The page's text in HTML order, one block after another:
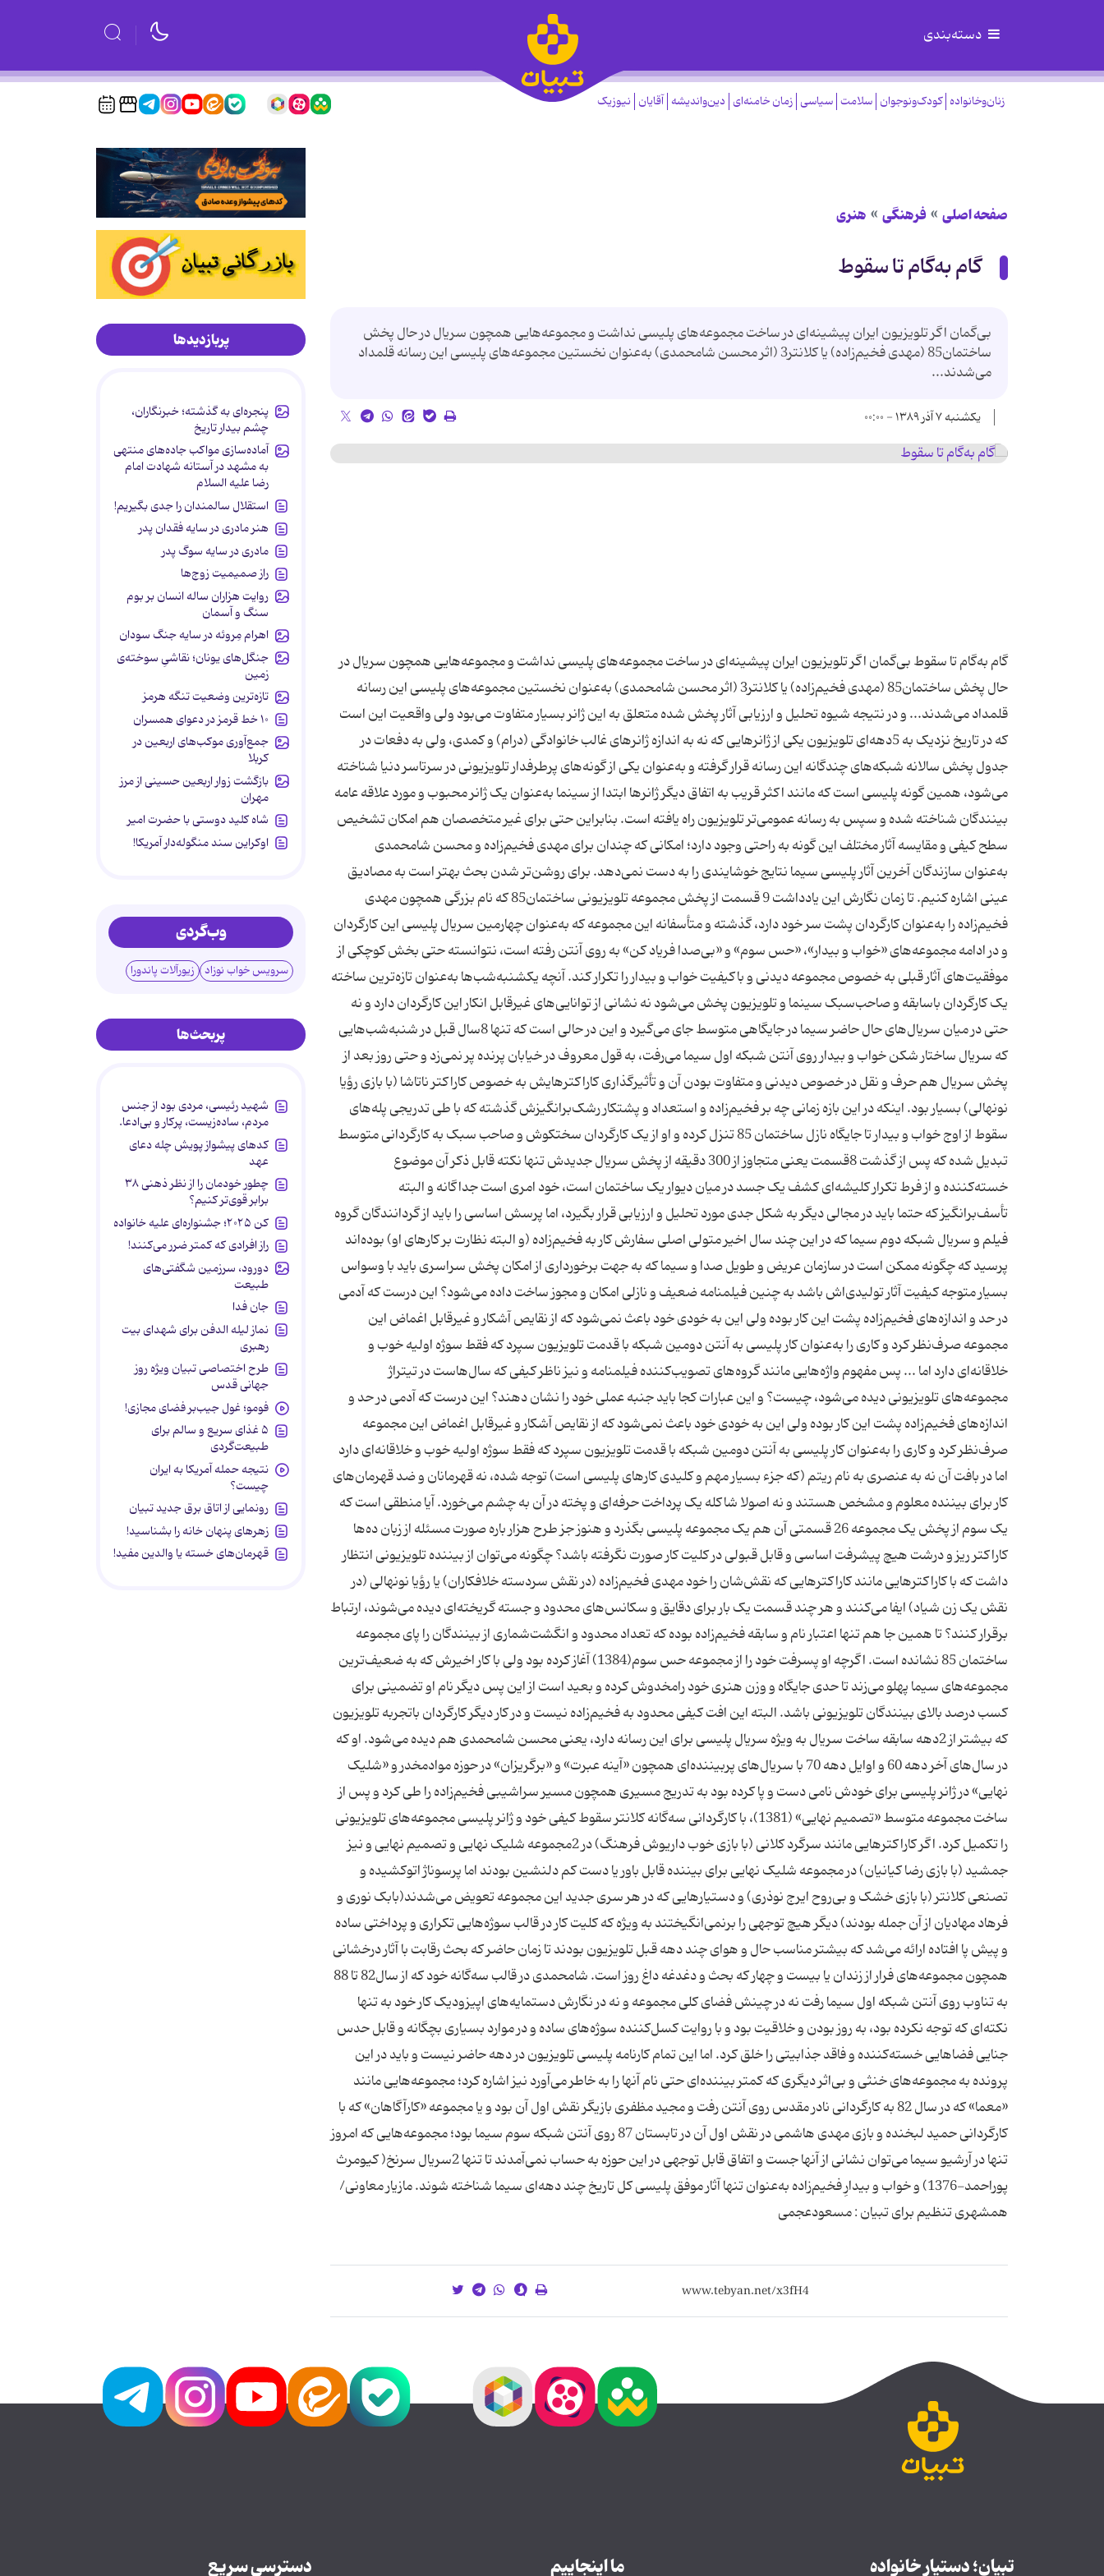
دسته‌بندی
زنان‌وخانواده کودک‌ونوجوان سلامت سیاسی زمان خامنه‌ای دین‌واندیشه آقایان نیوزیک
صفحه اصلی فرهنگی هنری
گام به‌گام تا سقوط
بی‌گمان اگر تلویزیون ایران پیشینه‌ای در ساخت مجموعه‌های پلیسی نداشت و مجموعه‌هایی همچون سریال در حال پخش
ساختمان85 (مهدی فخیم‌زاده) یا کلانتر3 (اثر محسن شامحمدی) به‌عنوان نخستین مجموعه‌های پلیسی این رسانه قلمداد
می‌شدند...
یکشنبه ۷ آذر ۱۳۸۹ - ۰۰:۰۰
گام به‌گام تا سقوط بی‌گمان اگر تلویزیون ایران پیشینه‌ای در ساخت مجموعه‌های پلیسی نداشت و مجموعه‌هایی همچون سریال در
حال پخش ساختمان85 (مهدی فخیم‌زاده) یا کلانتر3 (اثر محسن شامحمدی) به‌عنوان نخستین مجموعه‌های پلیسی این رسانه
قلمداد می‌شدند... و در نتیجه شیوه تحلیل و ارزیابی آثار پخش شده متعلق به این ژانر بسیار متفاوت می‌بود ولی واقعیت این است
که در تاریخ نزدیک به 5دهه‌ای تلویزیون یکی از ژانر‌هایی که نه به اندازه ژانرهای غالب خانوادگی (درام) و کمدی، ولی به دفعات در
جدول پخش سالانه شبکه‌های چندگانه این رسانه قرار گرفته و به‌عنوان یکی از گونه‌های پرطرفدار تلویزیونی در سرتاسر دنیا شناخته
می‌شود، همین گونه پلیسی است که مانند اکثر قریب به اتفاق دیگر ژانرها ابتدا از سینما به‌عنوان یک ژانر محبوب و مورد علاقه عامه
بینندگان شناخته شده و سپس به رسانه عمومی‌تر تلویزیون راه یافته است. بنابراین حتی برای غیر متخصصان هم امکان تشخیص
سطح کیفی و مقایسه آثار مختلف این گونه به راحتی وجود دارد؛ امکانی که چندان برای مهدی فخیم‌زاده و محسن شامحمدی
به‌عنوان سازندگان آخرین آثار پلیسی سیما نتایج خوشایندی را به دست نمی‌دهد. برای روشن‌تر شدن بحث بهتر است به مصادیق
عینی اشاره کنیم. تا زمان نگارش این یادداشت 9 قسمت از پخش مجموعه تلویزیونی ساختمان85 که نام بزرگی همچون مهدی
فخیم‌زاده را به‌عنوان کارگردان پشت سر خود دارد، گذشته و متأسفانه این مجموعه که به‌عنوان چهارمین سریال پلیسی این کارگردان
و در ادامه مجموعه‌های «خواب و بیدار»، «حس سوم» و «بی‌صدا فریاد کن» به روی آنتن رفته است، نتوانسته حتی بخش کوچکی از
موفقیت‌های آثار قبلی به خصوص مجموعه دیدنی و باکیفیت خواب و بیدار را تکرار کند. آنچه یکشنبه‌شب‌ها به‌عنوان تازه‌ترین ساخته
یک کارگردان باسابقه و صاحب‌سبک سینما و تلویزیون پخش می‌شود نه نشانی از توانایی‌های غیرقابل انکار این کارگردان دارد و نه
حتی در میان سریال‌های حال حاضر سیما در جایگاهی متوسط جای می‌گیرد و این در حالی است که تنها 8سال قبل در شنبه‌شب‌هایی
که سریال ساختار شکن خواب و بیدار روی آنتن شبکه اول سیما می‌رفت، به قول معروف در خیابان پرنده پر نمی‌زد و حتی روز بعد از
پخش سریال هم حرف و نقل در خصوص دیدنی و متفاوت بودن آن و تأثیرگذاری کاراکترهایش به خصوص کاراکتر ناتاشا (با بازی‌ رؤیا
نونهالی) بسیار بود. اینکه در این بازه زمانی چه بر فخیم‌زاده و استعداد و پشتکار رشک‌برانگیزش گذشته که با طی تدریجی پله‌های
سقوط از اوج خواب و بیدار تا جایگاه نازل ساختمان 85 تنزل کرده و او از یک کارگردان سختکوش و صاحب سبک به کارگردانی متوسط
تبدیل شده که پس از گذشت 8قسمت یعنی متجاوز از 300 دقیقه از پخش سریال جدیدش تنها نکته قابل ذکر آن موضوع
خسته‌کننده و از فرط تکرار کلیشه‌ای کشف یک جسد در میان دیوار یک ساختمان است، خود امری است جداگانه و البته
تأسف‌برانگیز که حتما باید در مجالی دیگر به شکل جدی مورد تحلیل و ارزیابی قرار بگیرد، اما پرسش اساسی را باید از گردانندگان گروه
فیلم و سریال شبکه دوم سیما که در این چند سال اخیر متولی اصلی سفارش کار به فخیم‌زاده (و البته نظارت بر کارهای او) بوده‌اند
پرسید که چگونه ممکن است در سازمان عریض و طویل صدا و سیما که به جهت برخورداری از امکان پخش سراسری باید با وسواس
بسیار متوجه کیفیت آثار تولیدی‌‌اش باشد به چنین فیلمنامه ضعیف و نازلی امکان و مجوز ساخت داده می‌شود؟ این درست که آدمی
در حد و اندازه‌های فخیم‌زاده پشت این کار بوده ولی این به خودی خود باعث نمی‌شود که از نقایص آشکار و غیرقابل اغماض این
مجموعه صرف‌نظر کرد و کاری را به‌عنوان کار پلیسی به آنتن دومین شبکه با قدمت تلویزیون سپرد که فقط سوژه اولیه خوب و
خلاقانه‌ای دارد اما ... پس مفهوم واژه‌هایی مانند گروه‌های تصویب‌کننده فیلمنامه و نیز ناظر کیفی که سال‌هاست در تیتراژ
مجموعه‌های تلویزیونی دیده می‌شود، چیست؟ و این عبارات کجا باید جنبه عملی خود را نشان دهند؟ این درست که آدمی در حد و
اندازه‌های فخیم‌زاده پشت این کار بوده ولی این به خودی خود باعث نمی‌شود که از نقایص آشکار و غیرقابل اغماض این مجموعه
صرف‌نظر کرد و کاری را به‌عنوان کار پلیسی به آنتن دومین شبکه با قدمت تلویزیون سپرد که فقط سوژه اولیه خوب و خلاقانه‌ای دارد
اما در بافت آن نه به عنصری به نام ریتم (که جزء بسیار مهم و کلیدی کارهای پلیسی است) توجه شده، نه قهرمانان و ضد قهرمان‌های
کار برای بیننده معلوم و مشخص هستند و نه اصولا شاکله یک پرداخت حرفه‌ای و پخته در آن به چشم می‌خورد. آیا منطقی است که
یک سوم از پخش یک مجموعه 26 قسمتی آن هم یک مجموعه پلیسی بگذرد و هنوز جز طرح هزار باره صورت مسئله از زبان ده‌ها
کاراکتر ریز و درشت هیچ پیشرفت اساسی و قابل قبولی در کلیت کار صورت نگرفته باشد؟ چگونه می‌توان از بیننده تلویزیونی انتظار
داشت که با کاراکترهایی مانند کاراکترهایی که نقش‌شان را خود مهدی فخیم‌زاده (در نقش سردسته خلافکاران) یا‌ رؤیا نونهالی (در
نقش یک زن شیاد) ایفا می‌کنند و هر چند قسمت یک بار برای دقایق و سکانس‌های محدود و جسته گریخته‌ای دیده می‌شوند، ارتباط
برقرار کنند؟ تا همین جا هم تنها اعتبار نام و سابقه فخیم‌زاده بوده که تعداد محدود و انگشت‌شماری از بینندگان را پای مجموعه
ساختمان 85 نشانده است. اگرچه او پسرفت خود را از مجموعه حس سوم(1384) آغاز کرده بود ولی با کار اخیرش که به ضعیف‌ترین
مجموعه‌های سیما پهلو می‌زند تا حدی جایگاه و وزن هنری خود رامخدوش کرده و بعید است از این پس دیگر نام او تضمینی برای
کسب درصد بالای بینندگان تلویزیونی باشد. البته این افت کیفی محدود به فخیم‌زاده نیست و در کار دیگر کارگردان باتجربه تلویزیون
که بیشتر از 2دهه سابقه ساخت سریال به ویژه سریال پلیسی برای این رسانه دارد، یعنی محسن شامحمدی هم دیده می‌شود. او که
در سال‌های آخر دهه 60 و اوایل دهه 70 با سریال‌های پربیننده‌ای همچون «آینه عبرت» و «برگریزان» در حوزه مواد‌مخدر و «شلیک
نهایی» در ژانر پلیسی برای خودش نامی دست و پا کرده بود به تدریج مسیری همچون مسیر سراشیبی فخیم‌زاده را طی کرد و پس از
ساخت مجموعه متوسط «تصمیم نهایی» (1381)، با کارگردانی سه‌گانه کلانتر سقوط کیفی خود و ژانر پلیسی مجموعه‌های تلویزیونی
را تکمیل کرد. اگر کاراکترهایی مانند سرگرد کلانی (با بازی خوب داریوش فرهنگ) در 2مجموعه شلیک نهایی و تصمیم نهایی و نیز
جمشید (با بازی رضا کیانیان) در مجموعه شلیک نهایی برای بیننده قابل باور یا دست کم دلنشین بودند اما پرسوناژ اتو‌کشیده و
تصنعی کلانتر (با بازی خشک و بی‌روح ایرج نوذری) و دستیارهایی که در هر سری جدید این مجموعه تعویض می‌شدند(بابک نوری و
فرهاد مهادیان از آن جمله بودند) دیگر هیچ توجهی را برنمی‌انگیختند به ویژه که کلیت کار در قالب سوژه‌هایی تکراری و پرداختی ساده
و پیش پا افتاده ارائه می‌شد که بیشتر مناسب حال و هوای چند دهه قبل تلویزیون بودند تا زمان حاضر که بحث رقابت با آثار درخشانی
همچون مجموعه‌های فرار از زندان یا بیست و چهار که بحث و دغدغه داغ روز است. شامحمدی در قالب سه‌گانه خود که از سال82 تا 88
به تناوب روی آنتن شبکه اول سیما رفت نه در چینش فضای کلی مجموعه و نه در نگارش دستمایه‌های اپیزودیک کار خود به تنها
نکته‌ای که توجه نکرده بود، به روز بودن و خلاقیت بود و با روایت کسل‌کننده سوژه‌های ساده و در موارد بسیاری بچگانه و قابل حدس
جنایی فضاهایی خسته‌کننده و فاقد جذابیتی را خلق کرد. اما این تمام کارنامه پلیسی تلویزیون در دهه حاضر نیست و باید در این
پرونده به مجموعه‌های خنثی و بی‌اثر دیگری که کمتر بیننده‌ای حتی نام آنها را به خاطر می‌آورد نیز اشاره کرد؛ مجموعه‌هایی مانند
«معما» که در سال 82 به کارگردانی نادر مقدس روی آنتن رفت و مجید مظفری بازیگر نقش اول آن بود و یا مجموعه «کارآگاهان» که با
کارگردانی حمید لبخنده و بازی مهدی هاشمی در نقش اول آن در تابستان 87 روی آنتن شبکه سوم سیما بود؛ مجموعه‌هایی که امروز
تنها در آرشیو سیما می‌توان نشانی از آنها جست و اتفاق قابل توجهی در این حوزه به حساب نمی‌آمدند تا تنها 2سریال سرنخ( کیومرث
پور‌احمد-1376) و خواب و بیدارِ فخیم‌زاده به‌عنوان تنها آثار موفق پلیسی کل تاریخ چند دهه‌ای سیما شناخته شوند. مازیار معاونی/
همشهری تنظیم برای تبیان : مسعودعجمی
پربازدیدها
پنجره‌ای به گذشته؛ خبرنگاران،
چشم بیدار تاریخ
آماده‌سازی مواکب جاده‌های منتهی
به مشهد در آستانه شهادت امام
رضا علیه السلام
استقلال سالمندان را جدی بگیریم!
هنر مادری در سایه‌ فقدان پدر
مادری در سایه سوگ پدر
راز صمیمیت زوج‌ها
روایت هزاران ساله انسان بر بوم
سنگ و آسمان
اهرام مِروئه در سایه جنگ سودان
جنگل‌های یونان؛ نقاشیِ سوخته‌ی
زمین
تازه‌ترین وضعیت تنگه هرمز
۱۰ خط قرمز در دعوای همسران
جمع‌آوری موکب‌های اربعین در
کربلا
بازگشت زوار اربعین حسینی از مرز
مهران
شاه کلید دوستی با حضرت امیر
اوکراین سند منگوله‌دار آمریکا!
وب‌گردی
سرویس خواب نوزاد زیورآلات پاندورا
پربحث‌ها
شهید رئیسی، مردی بود از جنس
مردم، ساده‌زیست، پرکار و بی‌ادعا.
کدهای پیشواز پویش چله دعای
عهد
چطور خودمان را از نظر ذهنی ۳۸
برابر قوی‌تر کنیم؟
کن ۲۰۲۵؛ جشنواره‌ای علیه خانواده
راز افرادی که کمتر ضرر می‌کنند!
دورود، سرزمین شگفتی‌های
طبیعت
جان فدا
نماز لیله الدفن برای شهدای بیت
رهبری
طرح اختصاصی تبیان ویژه روز
جهانی قدس
فومو؛ غول جیب‌بر فضای مجازی!
۵ غذای سریع و سالم برای
طبیعت‌گردی
نتیجه حمله آمریکا به ایران
چیست؟
رونمایی از اتاق برق جدید تبیان
زهرهای پنهان خانه را بشناسید!
قهرمان‌های خسته یا والدین مفید!
تبیان؛ دستیار خانواده ما اینجاییم دسترسی سریع